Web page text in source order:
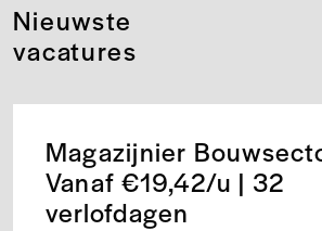
Nieuwste
vacatures
Magazijnier
Vanaf €19,42/u | 32
verlofdagen